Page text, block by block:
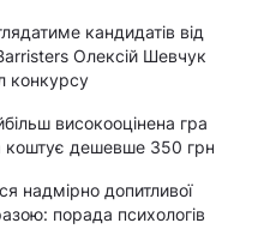
кандидатів від
Олексій Шевчук
конкурсу
високооцінена гра
коштує дешевше 350 грн
надмірно допитливої
порада психологів